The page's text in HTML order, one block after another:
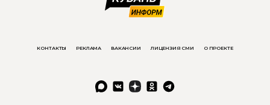
КОНТАКТЫ РЕКЛАМА ВАКАНСИИ ЛИЦЕНЗИЯ СМИ О ПРОЕКТЕ